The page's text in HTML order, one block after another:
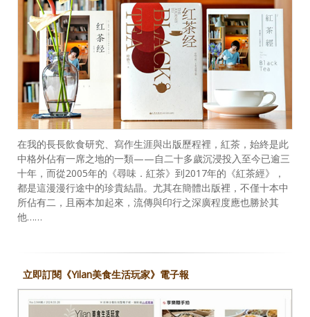
在我的長長飲食研究、寫作生涯與出版歷程裡，紅茶，始終是此
中格外佔有一席之地的一類——自二十多歲沉浸投入至今已逾三
十年，而從2005年的《尋味．紅茶》到2017年的《紅茶經》，
都是這漫漫行途中的珍貴結晶。尤其在簡體出版裡，不僅十本中
所佔有二，且兩本加起來，流傳與印行之深廣程度應也勝於其
他……
立即訂閱《Yilan美食生活玩家》電子報